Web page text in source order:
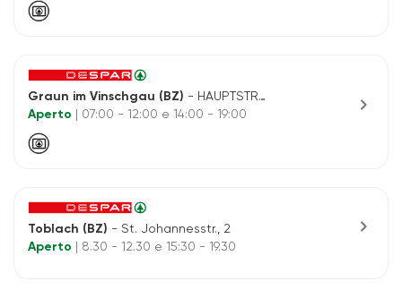
Graun im Vinschgau (BZ) - HAUPTSTRASSE, 21/A - RESCHEN
Aperto
| 07:00 - 12:00 e 14:00 - 19:00 chevron_right
Toblach (BZ) - St. Johannesstr., 2
Aperto
| 8.30 - 12.30 e 15:30 - 19.30
chevron_right